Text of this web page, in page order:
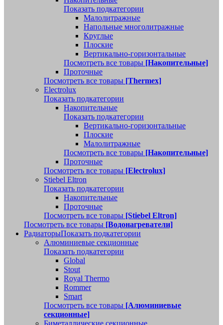
Показать подкатегории
Малолитражные
Напольные многолитражные
Круглые
Плоские
Вертикально-горизонтальные
Посмотреть все товары [Накопительные]
Проточные
Посмотреть все товары [Thermex]
Electrolux
Показать подкатегории
Накопительные
Показать подкатегории
Вертикально-горизонтальные
Плоские
Малолитражные
Посмотреть все товары [Накопительные]
Проточные
Посмотреть все товары [Electrolux]
Stiebel Eltron
Показать подкатегории
Накопительные
Проточные
Посмотреть все товары [Stiebel Eltron]
Посмотреть все товары [Водонагреватели]
РадиаторыПоказать подкатегории
Алюминиевые секционные
Показать подкатегории
Global
Stout
Royal Thermo
Rommer
Smart
Посмотреть все товары [Алюминиевые
секционные]
Биметаллические секционные